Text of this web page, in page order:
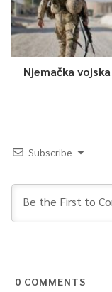
Njemačka
Subscribe
0 COMMENTS